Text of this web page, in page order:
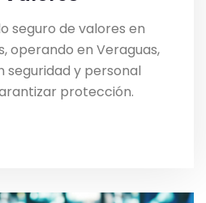
seguro de valores en
operando en Veraguas,
seguridad y personal
protección.